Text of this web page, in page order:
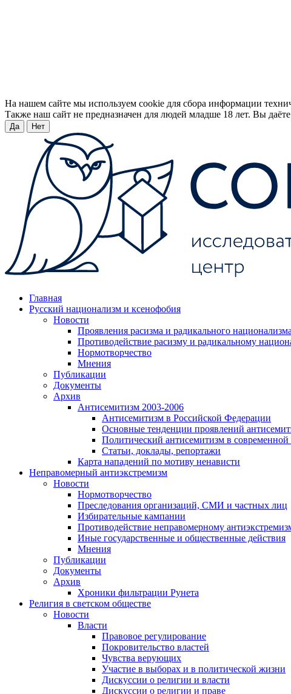
На нашем сайте мы используем cookie для сбора информации
Также наш сайт не предназначен для людей младше 18 лет. Вы
Да Нет
Главная
Русский национализм и ксенофобия
Новости
Проявления расизма и радикального
Противодействие расизму и радикальному
Нормотворчество
Мнения
Публикации
Документы
Архив
Антисемитизм 2003-2006
Антисемитизм в Российской Федерации
Основные тенденции проявлений
Политический антисемитизм в современной
Статьи, доклады, репортажи
Карта нападений по мотиву ненависти
Неправомерный антиэкстремизм
Новости
Нормотворчество
Преследования организаций, СМИ и частных лиц
Избирательные кампании
Противодействие неправомерному
Иные государственные и общественные действия
Мнения
Публикации
Документы
Архив
Хроники фильтрации Рунета
Религия в светском обществе
Новости
Власти
Правовое регулирование
Покровительство властей
Чувства верующих
Участие в выборах и в политической жизни
Дискуссии о религии и власти
Дискуссии о религии и праве